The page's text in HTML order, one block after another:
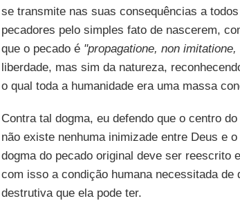
se transmite nas suas consequências a
pecadores pelo simples fato de nascerem,
que o pecado é "propagatione, non
liberdade, mas sim da natureza,
o qual toda a humanidade era uma massa
Contra tal dogma, eu defendo que o centro
não existe nenhuma inimizade entre Deus e
dogma do pecado original deve ser reescrito
com isso a condição humana necessitada
destrutiva que ela pode ter.